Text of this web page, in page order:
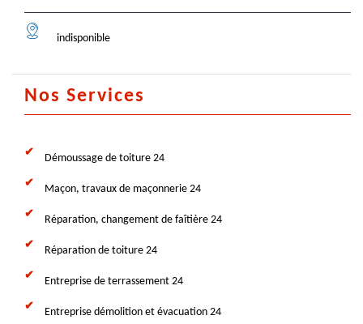
indisponible
Nos Services
Démoussage de toiture 24
Maçon, travaux de maçonnerie 24
Réparation, changement de faîtière 24
Réparation de toiture 24
Entreprise de terrassement 24
Entreprise démolition et évacuation 24